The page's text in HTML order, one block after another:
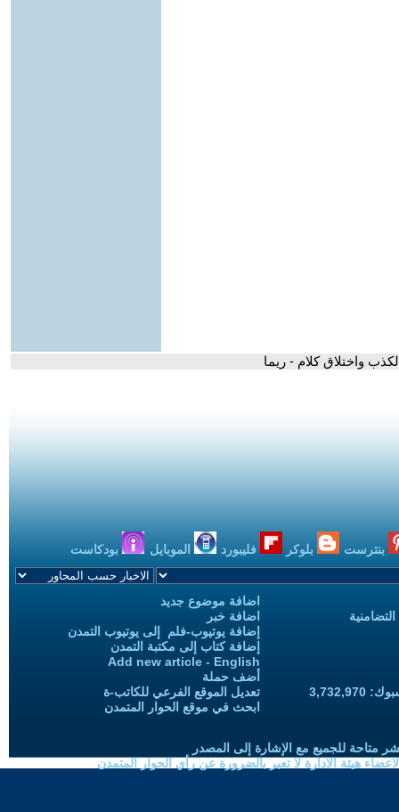
واختلاق كلام - ريما
بنترست بلوكر فليبورد الموبايل بودكاست
اضافة موضوع جديد
اضافة خبر
إضافة يوتيوب-فلم إلى يوتيوب التمدن
إضافة كتاب إلى مكتبة التمدن
Add new article - English
أضف حملة
تعديل الموقع الفرعي للكاتب-ة
ابحث في موقع الحوار المتمدن
متاحة للجميع مع الإشارة إلى المصدر
هيئة الادارة لا تعبر بالضرورة عن رأي الحوار المتمدن